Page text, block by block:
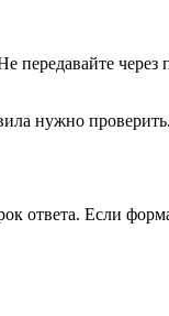
передавайте
нужно проверить.
ответа. Если